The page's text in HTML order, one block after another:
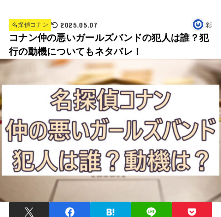
名探偵コナン 2025.05.07 彩
コナン仲の悪いガールズバンドの犯人は誰？犯
行の動機についてもネタバレ！